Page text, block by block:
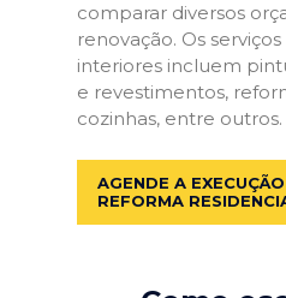
comparar diversos
renovação. Os
interiores incluem
e revestimentos,
cozinhas, entre outros.
AGENDE A
REFORMA